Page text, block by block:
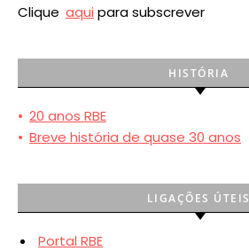
Clique aqui para subscrever
HISTÓRIA
• 20 anos RBE
• Breve história de quase 30 anos
LIGAÇÕES ÚTEIS
Portal RBE